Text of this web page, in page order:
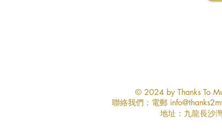
© 2024 by Thanks To
​聯絡我們：電郵
地址：九龍長沙